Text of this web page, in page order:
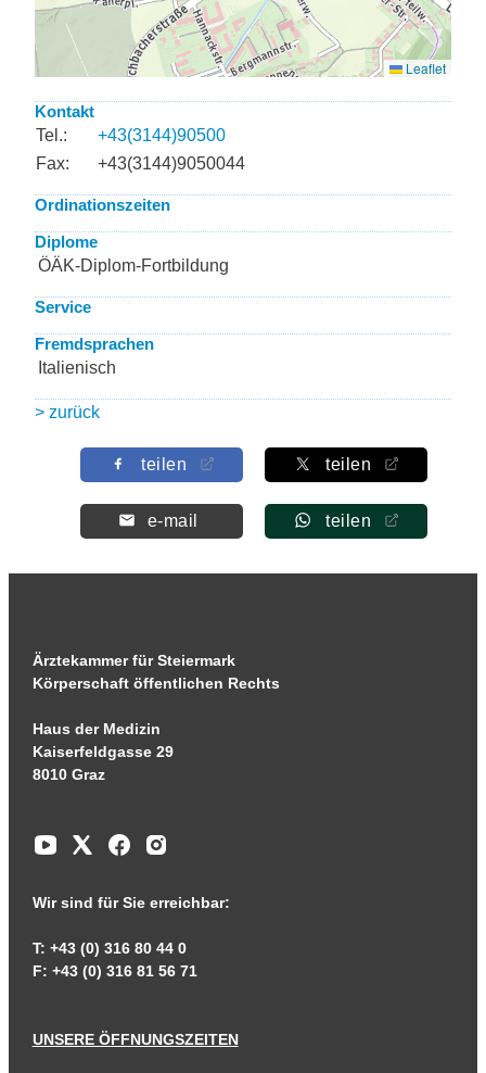
Kontakt
Tel.:
+43(3144)90500
Fax:
+43(3144)9050044
Ordinationszeiten
Diplome
ÖÄK-Diplom-Fortbildung
Service
Fremdsprachen
Italienisch
> zurück
teilen teilen
e-mail teilen
Ärztekammer für Steiermark
Körperschaft öffentlichen Rechts
Haus der Medizin
Kaiserfeldgasse 29
8010 Graz
Wir sind für Sie erreichbar:
T: +43 (0) 316 80 44 0
F: +43 (0) 316 81 56 71
UNSERE ÖFFNUNGSZEITEN